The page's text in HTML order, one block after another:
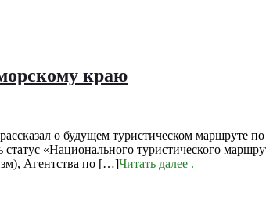
краю
о будущем туристическом
«Национального туристического
Агентства по […]Читать далее .